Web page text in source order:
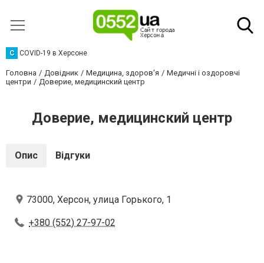
C COVID-19 в Херсоне
Головна Довідник Медицина, здоров'я
Медичні і оздоровчі
центри
Доверие, медицинский центр
Доверие, медицинский центр
Опис Відгуки
73000, Херсон, улица Горького, 1
+380 (552) 27-97-02